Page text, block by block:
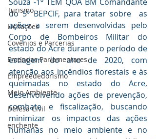
Turismo
Licitações
Covênios e Parcerias
Emendas Parlamentares
Empreededorismo
Meio Ambiente
Defesa Civil
enchente
do 5º BEPCIF, para tratar sobre  as
ações a serem desenvolvidas pelo
Corpo de Bombeiros Militar do
estado do Acre durante o período de
estiagem do ano de 2020, com
atenção aos incêndios florestais e às
queimadas no estado do Acre,
desenvolvendo ações de prevenção,
combate e fiscalização, buscando
minimizar os impactos das ações
humanas no meio ambiente e no